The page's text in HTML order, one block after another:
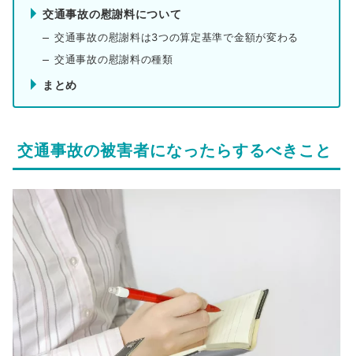
交通事故の慰謝料について
交通事故の慰謝料は3つの算定基準で金額が変わる
交通事故の慰謝料の種類
まとめ
交通事故の被害者になったらするべきこと